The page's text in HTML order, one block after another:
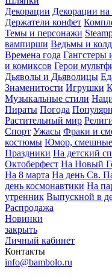
Декорации Декорации
Держатели конфет
Темы и персонажи
вампирши Ведьмы и
Времена года Гангстеры
и комиксов Герои
Дьяволы и Дьяволицы
Знаменитости Игрушки
Музыкальные стили
Пираты Погода
Растительный мир
Спорт Ужасы Фраки и
костюмы Юмор,
Праздники На детский
Октоберфест На Новый
На 8 марта На день Св.
день космонавтики На
утренник Выпускной в
Распродажа
Новинки
закрыть
Личный кабинет
Контакты
info@bambolo.ru